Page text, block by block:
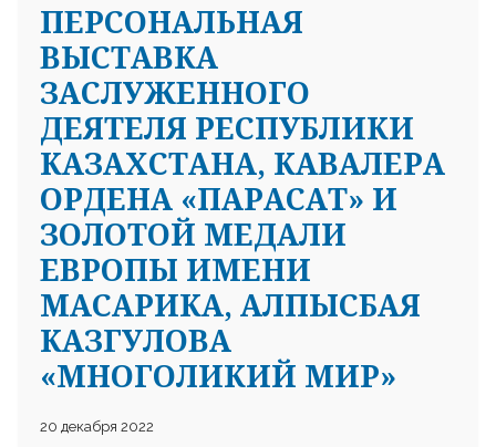
ПЕРСОНАЛЬНАЯ
ВЫСТАВКА
ЗАСЛУЖЕННОГО
ДЕЯТЕЛЯ РЕСПУБЛИКИ
КАЗАХСТАНА, КАВАЛЕРА
ОРДЕНА «ПАРАСАТ» И
ЗОЛОТОЙ МЕДАЛИ
ЕВРОПЫ ИМЕНИ
МАСАРИКА, АЛПЫСБАЯ
КАЗГУЛОВА
«МНОГОЛИКИЙ МИР»
20 декабря 2022